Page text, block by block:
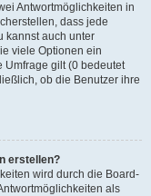
Antwortmöglichkeiten in
dass jede
kannst auch unter
viele Optionen ein
Umfrage gilt (0 bedeutet
ob die Benutzer ihre
erstellen?
wird durch die Board-
als